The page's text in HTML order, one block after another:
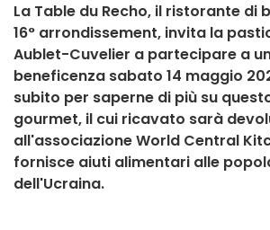
La Table du Recho, il ristorante di
16° arrondissement, invita la
Aublet-Cuvelier a partecipare a
beneficenza sabato 14 maggio
subito per saperne di più su
gourmet, il cui ricavato sarà
all'associazione World Central
fornisce aiuti alimentari alle
dell'Ucraina.